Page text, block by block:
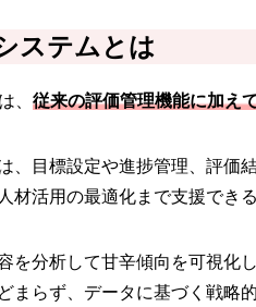
ステムとは
、 従来の評価管理機能に加え
、目標設定や進捗管理、評価
材活用の最適化まで支援でき
を分析して甘辛傾向を可視化
まらず、データに基づく戦略